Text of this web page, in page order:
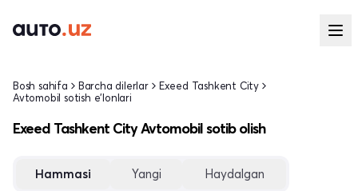
Bosh sahifa Barcha dilerlar
Exeed Tashkent City
Avtomobil sotish e'lonlari
Exeed Tashkent City Avtomobil sotib olish
Hammasi Yangi Haydalgan